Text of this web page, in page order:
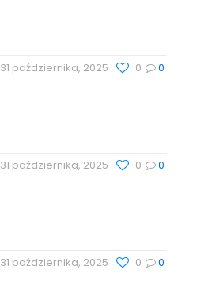
31 października, 2025 0
0
31 października, 2025 0
0
31 października, 2025 0
0